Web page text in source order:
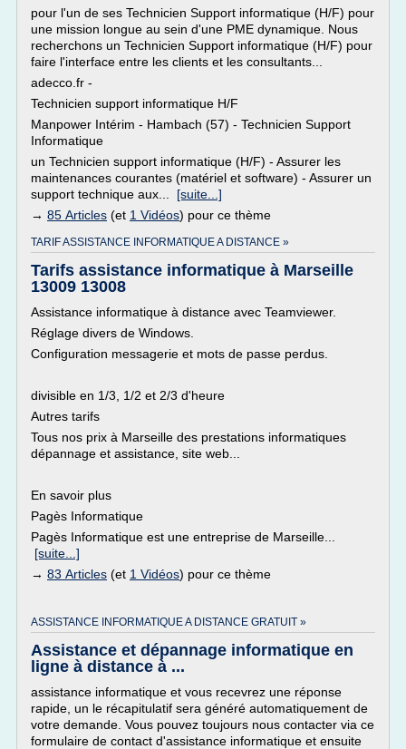
pour l'un de ses Technicien Support informatique (H/F) pour
une mission longue au sein d'une PME dynamique. Nous
recherchons un Technicien Support informatique (H/F) pour
faire l'interface entre les clients et les consultants...
adecco.fr -
Technicien support informatique H/F
Manpower Intérim - Hambach (57) - Technicien Support
Informatique
un Technicien support informatique (H/F) - Assurer les
maintenances courantes (matériel et software) - Assurer un
support technique aux... [suite...]
→ 85 Articles (et 1 Vidéos) pour ce thème
TARIF ASSISTANCE INFORMATIQUE A DISTANCE »
Tarifs assistance informatique à Marseille
13009 13008
Assistance informatique à distance avec Teamviewer.
Réglage divers de Windows.
Configuration messagerie et mots de passe perdus.
divisible en 1/3, 1/2 et 2/3 d'heure
Autres tarifs
Tous nos prix à Marseille des prestations informatiques
dépannage et assistance, site web...
En savoir plus
Pagès Informatique
Pagès Informatique est une entreprise de Marseille...
[suite...]
→ 83 Articles (et 1 Vidéos) pour ce thème
ASSISTANCE INFORMATIQUE A DISTANCE GRATUIT »
Assistance et dépannage informatique en
ligne à distance à ...
assistance informatique et vous recevrez une réponse
rapide, un le récapitulatif sera généré automatiquement de
votre demande. Vous pouvez toujours nous contacter via ce
formulaire de contact d'assistance informatique et ensuite